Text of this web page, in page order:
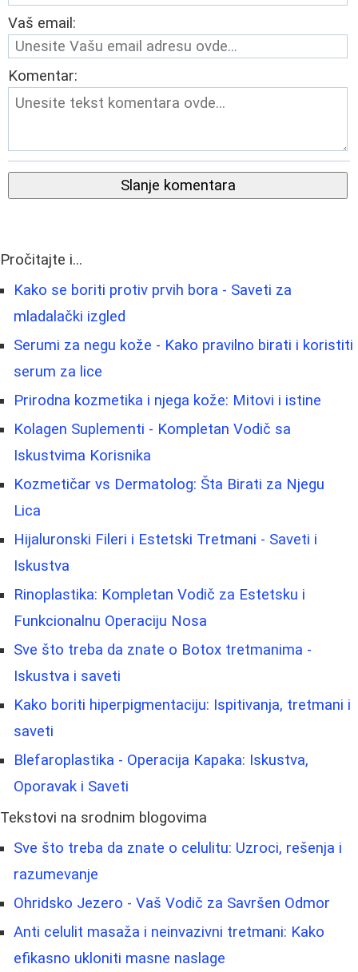
Vaš email:
Komentar:
Slanje komentara
Pročitajte i...
Kako se boriti protiv prvih bora - Saveti za
mladalački izgled
Serumi za negu kože - Kako pravilno birati i koristiti
serum za lice
Prirodna kozmetika i njega kože: Mitovi i istine
Kolagen Suplementi - Kompletan Vodič sa
Iskustvima Korisnika
Kozmetičar vs Dermatolog: Šta Birati za Njegu
Lica
Hijaluronski Fileri i Estetski Tretmani - Saveti i
Iskustva
Rinoplastika: Kompletan Vodič za Estetsku i
Funkcionalnu Operaciju Nosa
Sve što treba da znate o Botox tretmanima -
Iskustva i saveti
Kako boriti hiperpigmentaciju: Ispitivanja, tretmani i
saveti
Blefaroplastika - Operacija Kapaka: Iskustva,
Oporavak i Saveti
Tekstovi na srodnim blogovima
Sve što treba da znate o celulitu: Uzroci, rešenja i
razumevanje
Ohridsko Jezero - Vaš Vodič za Savršen Odmor
Anti celulit masaža i neinvazivni tretmani: Kako
efikasno ukloniti masne naslage